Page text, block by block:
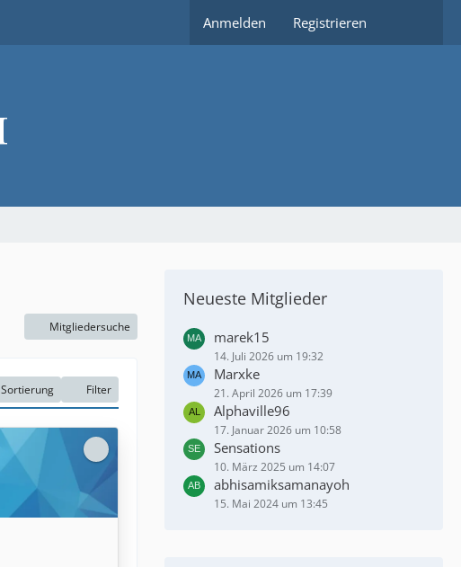
Anmelden Registrieren
Mitgliedersuche
Sortierung Filter
Neueste Mitglieder
marek15
14. Juli 2026 um 19:32
Marxke
21. April 2026 um 17:39
Alphaville96
17. Januar 2026 um 10:58
Sensations
10. März 2025 um 14:07
abhisamiksamanayoh
15. Mai 2024 um 13:45